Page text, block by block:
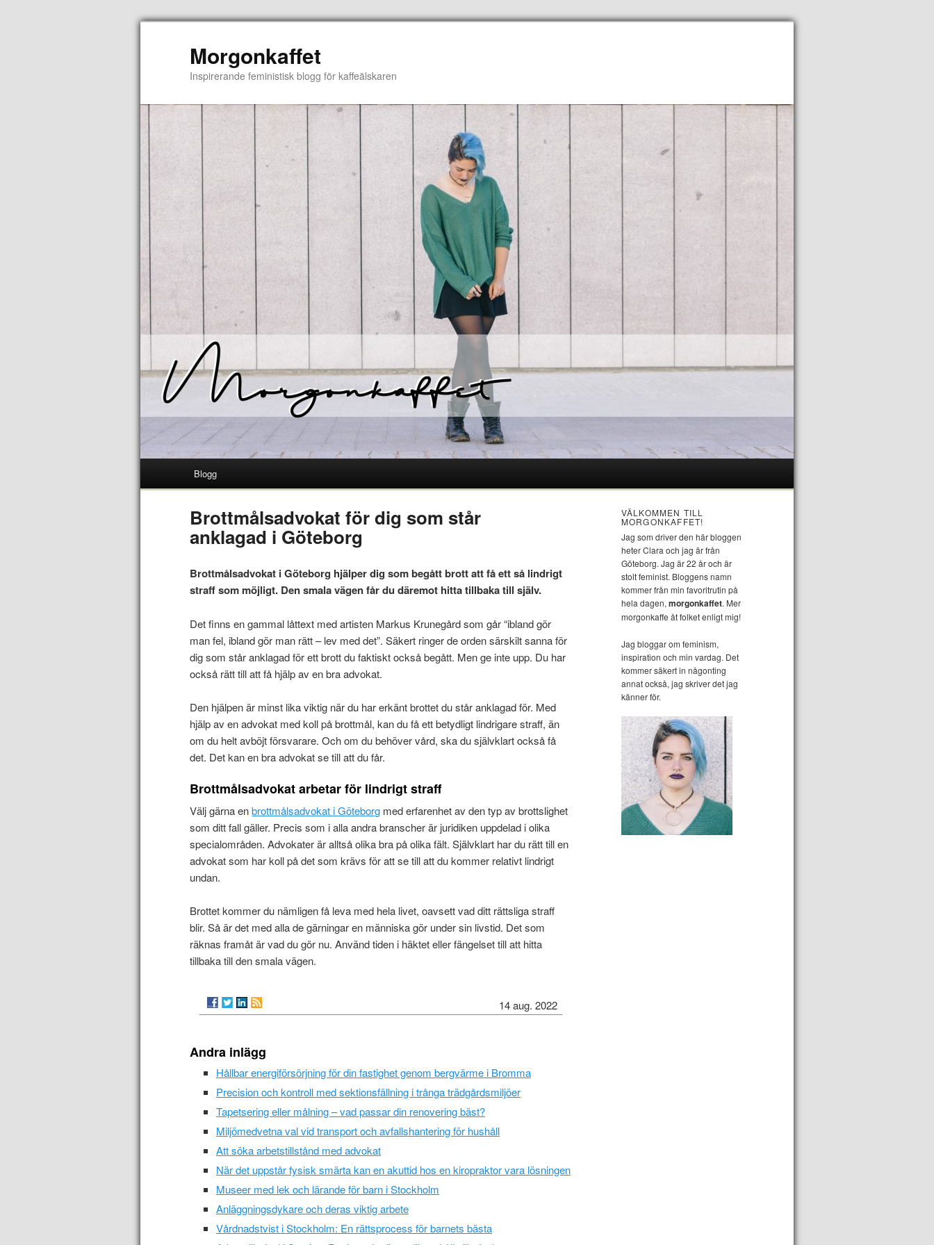
Morgonkaffet
Inspirerande feministisk blogg för kaffeälskaren
Blogg
Brottmålsadvokat för dig som står
anklagad i Göteborg
Brottmålsadvokat i Göteborg hjälper dig som begått brott att få ett så lindrigt
straff som möjligt. Den smala vägen får du däremot hitta tillbaka till själv.
Det finns en gammal låttext med artisten Markus Krunegård som går “ibland gör
man fel, ibland gör man rätt – lev med det”. Säkert ringer de orden särskilt sanna för
dig som står anklagad för ett brott du faktiskt också begått. Men ge inte upp. Du har
också rätt till att få hjälp av en bra advokat.
Den hjälpen är minst lika viktig när du har erkänt brottet du står anklagad för. Med
hjälp av en advokat med koll på brottmål, kan du få ett betydligt lindrigare straff, än
om du helt avböjt försvarare. Och om du behöver vård, ska du självklart också få
det. Det kan en bra advokat se till att du får.
Brottmålsadvokat arbetar för lindrigt straff
Välj gärna enbrottmålsadvokat i Göteborg med erfarenhet av den typ av brottslighet
som ditt fall gäller. Precis som i alla andra branscher är juridiken uppdelad i olika
specialområden. Advokater är alltså olika bra på olika fält. Självklart har du rätt till en
advokat som har koll på det som krävs för att se till att du kommer relativt lindrigt
undan.
Brottet kommer du nämligen få leva med hela livet, oavsett vad ditt rättsliga straff
blir. Så är det med alla de gärningar en människa gör under sin livstid. Det som
räknas framåt är vad du gör nu. Använd tiden i häktet eller fängelset till att hitta
tillbaka till den smala vägen.
14 aug. 2022
Andra inlägg
Hållbar energiförsörjning för din fastighet genom bergvärme i Bromma
Precision och kontroll med sektionsfällning i trånga trädgårdsmiljöer
Tapetsering eller målning – vad passar din renovering bäst?
Miljömedvetna val vid transport och avfallshantering för hushåll
Att söka arbetstillstånd med advokat
När det uppstår fysisk smärta kan en akuttid hos en kiropraktor vara lösningen
Museer med lek och lärande för barn i Stockholm
Anläggningsdykare och deras viktig arbete
Vårdnadstvist i Stockholm: En rättsprocess för barnets bästa
VÄLKOMMEN TILL
MORGONKAFFET!
Jag som driver den här bloggen
heter Clara och jag är från
Göteborg. Jag är 22 år och är
stolt feminist. Bloggens namn
kommer från min favoritrutin på
hela dagen, morgonkaffet. Mer
morgonkaffe åt folket enligt mig!
Jag bloggar om feminism,
inspiration och min vardag. Det
kommer säkert in någonting
annat också, jag skriver det jag
känner för.